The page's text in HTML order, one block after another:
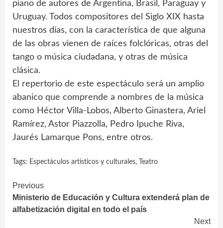
piano de autores de Argentina, Brasil, Paraguay y
Uruguay. Todos compositores del Siglo XIX hasta
nuestros días, con la característica de que alguna
de las obras vienen de raíces folclóricas, otras del
tango o música ciudadana, y otras de música
clásica.
El repertorio de este espectáculo será un amplio
abanico que comprende a nombres de la música
como Héctor Villa-Lobos, Alberto Ginastera, Ariel
Ramírez, Astor Piazzolla, Pedro Ipuche Riva,
Jaurés Lamarque Pons, entre otros.
Tags: Espectáculos artísticos y culturales, Teatro
Continue
Reading
Previous
Ministerio de Educación y Cultura extenderá plan de
alfabetización digital en todo el país
Next